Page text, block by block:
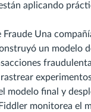
aplicando
Fraude Una
un modelo
modelo final y
monitorea el